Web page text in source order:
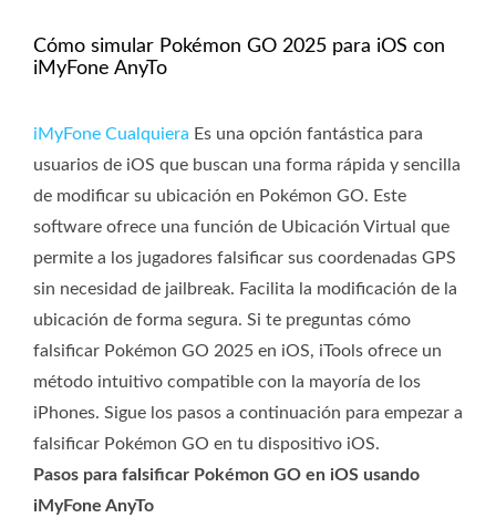
Cómo simular Pokémon GO 2025 para iOS con
iMyFone AnyTo
iMyFone Cualquiera Es una opción fantástica para
usuarios de iOS que buscan una forma rápida y sencilla
de modificar su ubicación en Pokémon GO. Este
software ofrece una función de Ubicación Virtual que
permite a los jugadores falsificar sus coordenadas GPS
sin necesidad de jailbreak. Facilita la modificación de la
ubicación de forma segura. Si te preguntas cómo
falsificar Pokémon GO 2025 en iOS, iTools ofrece un
método intuitivo compatible con la mayoría de los
iPhones. Sigue los pasos a continuación para empezar a
falsificar Pokémon GO en tu dispositivo iOS.
Pasos para falsificar Pokémon GO en iOS usando
iMyFone AnyTo